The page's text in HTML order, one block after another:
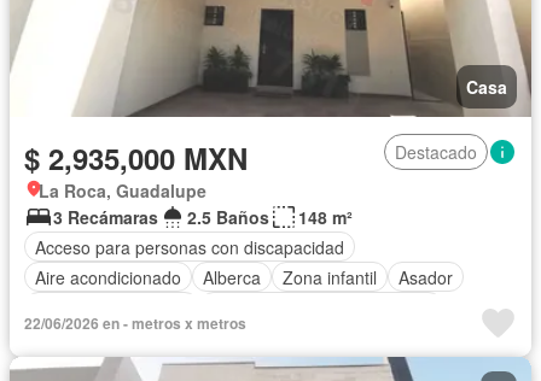
Casa
$ 2,935,000 MXN
Destacado
La Roca, Guadalupe
3 Recámaras
2.5 Baños
148 m²
Acceso para personas con discapacidad
Aire acondicionado
Alberca Zona infantil
Asador
Cuarto de Limpieza
Cuarto de servicio
Estacionamiento
Gas natural Gimnasio
Internet
22/06/2026 en - metros x metros